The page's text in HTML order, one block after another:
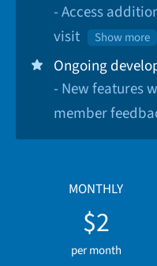
- Access
visit
Show more
Ongoing
- New features
member
MONTHLY
$2
per month